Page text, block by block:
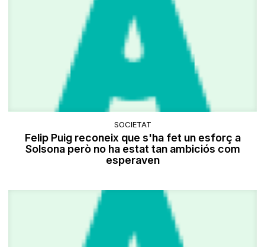
SOCIETAT
Felip Puig reconeix que s'ha fet un esforç a
Solsona però no ha estat tan ambiciós com
esperaven